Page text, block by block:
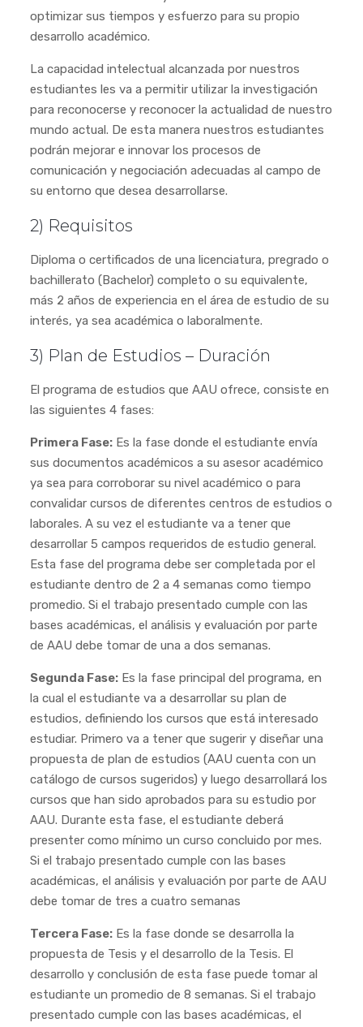
optimizar sus tiempos y esfuerzo para su propio
desarrollo académico.
La capacidad intelectual alcanzada por nuestros
estudiantes les va a permitir utilizar la investigación
para reconocerse y reconocer la actualidad de nuestro
mundo actual. De esta manera nuestros estudiantes
podrán mejorar e innovar los procesos de
comunicación y negociación adecuadas al campo de
su entorno que desea desarrollarse.
2) Requisitos
Diploma o certificados de una licenciatura, pregrado o
bachillerato (Bachelor) completo o su equivalente,
más 2 años de experiencia en el área de estudio de su
interés, ya sea académica o laboralmente.
3) Plan de Estudios – Duración
El programa de estudios que AAU ofrece, consiste en
las siguientes 4 fases:
Primera Fase:Es la fase donde el estudiante envía
sus documentos académicos a su asesor académico
ya sea para corroborar su nivel académico o para
convalidar cursos de diferentes centros de estudios o
laborales. A su vez el estudiante va a tener que
desarrollar 5 campos requeridos de estudio general.
Esta fase del programa debe ser completada por el
estudiante dentro de 2 a 4 semanas como tiempo
promedio. Si el trabajo presentado cumple con las
bases académicas, el análisis y evaluación por parte
de AAU debe tomar de una a dos semanas.
Segunda Fase:Es la fase principal del programa, en
la cual el estudiante va a desarrollar su plan de
estudios, definiendo los cursos que está interesado
estudiar. Primero va a tener que sugerir y diseñar una
propuesta de plan de estudios (AAU cuenta con un
catálogo de cursos sugeridos) y luego desarrollará los
cursos que han sido aprobados para su estudio por
AAU. Durante esta fase, el estudiante deberá
presenter como mínimo un curso concluido por mes.
Si el trabajo presentado cumple con las bases
académicas, el análisis y evaluación por parte de AAU
debe tomar de tres a cuatro semanas
Tercera Fase:Es la fase donde se desarrolla la
propuesta de Tesis y el desarrollo de la Tesis. El
desarrollo y conclusión de esta fase puede tomar al
estudiante un promedio de 8 semanas. Si el trabajo
presentado cumple con las bases académicas, el